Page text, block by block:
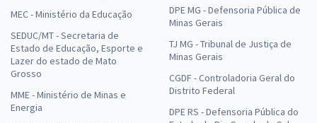
MEC - Ministério da Educação
SEDUC/MT - Secretaria de
Estado de Educação, Esporte e
Lazer do estado de Mato
Grosso
MME - Ministério de Minas e
Energia
DPE MG - Defensoria Pública de
Minas Gerais
TJ MG - Tribunal de Justiça de
Minas Gerais
CGDF - Controladoria Geral do
Distrito Federal
DPE RS - Defensoria Pública do